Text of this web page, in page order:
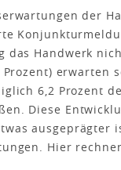
der
das Handwerk
erwarten
6,2 Prozent
Diese
Hier